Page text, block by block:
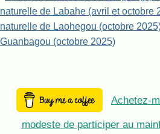
naturelle de Labahe (avril et octobre
naturelle de Laohegou (octobre
Guanbagou (octobre 2025)
Achetez-
modeste de participer au